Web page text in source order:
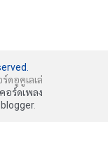
ดอูคูเลเล่
อร์ดเพลง
blogger.